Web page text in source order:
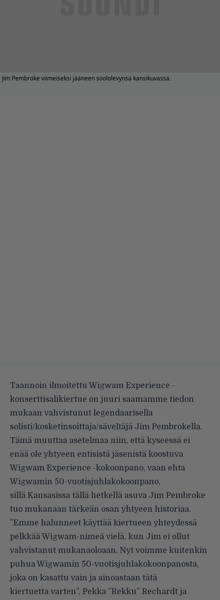
Jim Pembroke viimeiseksi jääneen soololevynsä kansikuvassa.
Taannoin ilmoitettu Wigwam Experience -
konserttisalikiertue on juuri saamamme tiedon
mukaan vahvistunut legendaarisella
solisti/kosketinsoittaja/säveltäjä Jim Pembrokella.
Tämä muuttaa asetelmaa niin, että kyseessä ei
enää ole yhtyeen entisistä jäsenistä koostuva
Wigwam Experience -kokoonpano, vaan ehta
Wigwamin 50-vuotisjuhlakokoonpano,
sillä Kansasissa tällä hetkellä asuva Jim Pembroke
tuo mukanaan tärkeän osan yhtyeen historiaa.
”Emme halunneet käyttää kiertueen yhteydessä
pelkkää Wigwam-nimeä vielä, kun Jim ei ollut
vahvistanut mukanaoloaan. Nyt voimme kuitenkin
puhua Wigwamin 50-vuotisjuhlakokoonpanosta,
joka on kasattu vain ja ainoastaan tätä
kiertuetta varten”, Pekka ”Rekku” Rechardt ja